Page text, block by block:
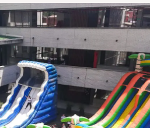
infantiles Tobogán tropical inflable
inflable
3 horas
Teléfono Email